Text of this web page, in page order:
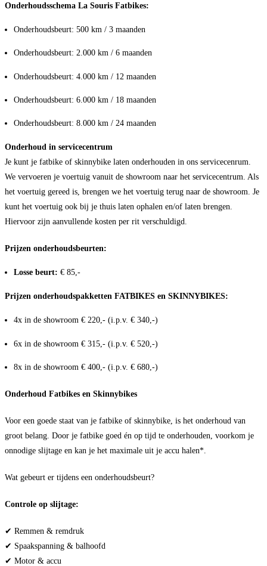
Onderhoudsschema La Souris Fatbikes:
Onderhoudsbeurt: 500 km / 3 maanden
Onderhoudsbeurt: 2.000 km / 6 maanden
Onderhoudsbeurt: 4.000 km / 12 maanden
Onderhoudsbeurt: 6.000 km / 18 maanden
Onderhoudsbeurt: 8.000 km / 24 maanden
Onderhoud in servicecentrum
Je kunt je fatbike of skinnybike laten onderhouden in ons servicecenrum.
We vervoeren je voertuig vanuit de showroom naar het servicecentrum. Als
het voertuig gereed is, brengen we het voertuig terug naar de showroom. Je
kunt het voertuig ook bij je thuis laten ophalen en/of laten brengen.
Hiervoor zijn aanvullende kosten per rit verschuldigd.
Prijzen onderhoudsbeurten:
Losse beurt: € 85,-
Prijzen onderhoudspakketten FATBIKES en SKINNYBIKES:
4x in de showroom € 220,- (i.p.v. € 340,-)
6x in de showroom € 315,- (i.p.v. € 520,-)
8x in de showroom € 400,- (i.p.v. € 680,-)
Onderhoud Fatbikes en Skinnybikes
Voor een goede staat van je fatbike of skinnybike, is het onderhoud van
groot belang. Door je fatbike goed én op tijd te onderhouden, voorkom je
onnodige slijtage en kan je het maximale uit je accu halen*.
Wat gebeurt er tijdens een onderhoudsbeurt?
Controle op slijtage:
✔ Remmen & remdruk
✔ Spaakspanning & balhoofd
✔ Motor & accu